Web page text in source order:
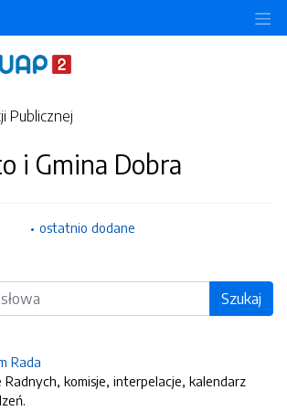
Publicznej
i Gmina Dobra
ostatnio dodane
Szukaj
Rada
Radnych, komisje, interpelacje, kalendarz